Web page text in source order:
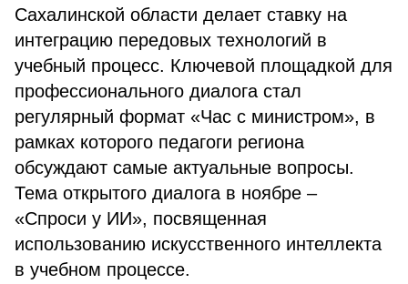
Сахалинской области делает ставку на
интеграцию передовых технологий в
учебный процесс. Ключевой площадкой для
профессионального диалога стал
регулярный формат «Час с министром», в
рамках которого педагоги региона
обсуждают самые актуальные вопросы.
Тема открытого диалога в ноябре –
«Спроси у ИИ», посвященная
использованию искусственного интеллекта
в учебном процессе.